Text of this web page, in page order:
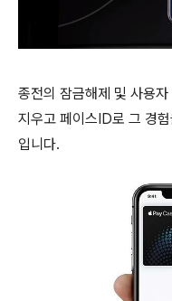
종전의 잠금해제 및 사용자
지우고 페이스ID로 그 경
입니다.